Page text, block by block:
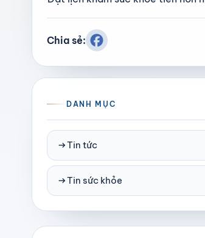
Chia sẻ:
DANH MỤC
arrow_right_altTin tức
arrow_right_altTin sức khỏe